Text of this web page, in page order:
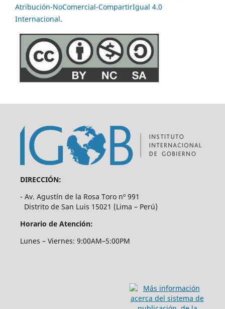
Atribución-NoComercial-CompartirIgual 4.0
Internacional.
DIRECCIÓN:
- Av. Agustín de la Rosa Toro nº 991
Distrito de San Luis 15021 (Lima – Perú)
Horario de Atención:
Lunes – Viernes: 9:00AM–5:00PM